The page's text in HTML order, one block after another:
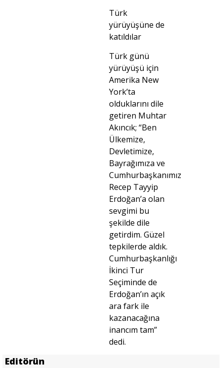
Türk
yürüyüşüne de
katıldılar
Türk günü
yürüyüşü için
Amerika New
York’ta
olduklarını dile
getiren Muhtar
Akıncık; “Ben
Ülkemize,
Devletimize,
Bayrağımıza ve
Cumhurbaşkanımız
Recep Tayyip
Erdoğan’a olan
sevgimi bu
şekilde dile
getirdim. Güzel
tepkilerde aldık.
Cumhurbaşkanlığı
İkinci Tur
Seçiminde de
Erdoğan’ın açık
ara fark ile
kazanacağına
inancım tam”
dedi.
Editörün